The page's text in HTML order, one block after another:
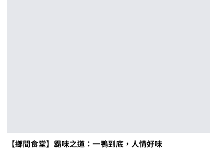
【鄉間食堂】霸味之道：一鴨到底，人情好味